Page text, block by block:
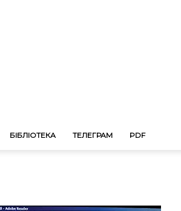
БІБЛІОТЕКА ТЕЛЕГРАМ PDF